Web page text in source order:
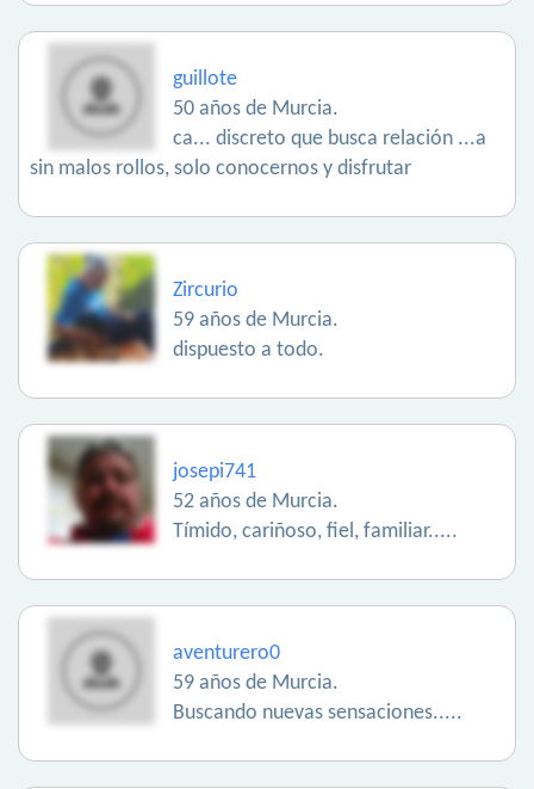
guillote
50 años de Murcia.
ca... discreto que busca relación ...a
sin malos rollos, solo conocernos y disfrutar
Zircurio
59 años de Murcia.
dispuesto a todo.
josepi741
52 años de Murcia.
Tímido, cariñoso, fiel, familiar.....
aventurero0
59 años de Murcia.
Buscando nuevas sensaciones.....